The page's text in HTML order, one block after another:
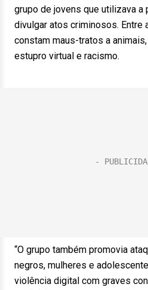
grupo de jovens que utilizava a
divulgar atos criminosos. Entre
constam maus-tratos a
estupro virtual e racismo.
“O grupo também promovia
negros, mulheres e
violência digital com graves